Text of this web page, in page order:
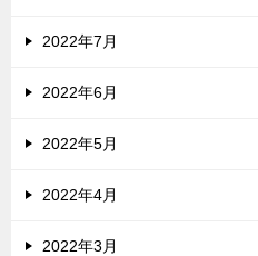
2022年7月
2022年6月
2022年5月
2022年4月
2022年3月